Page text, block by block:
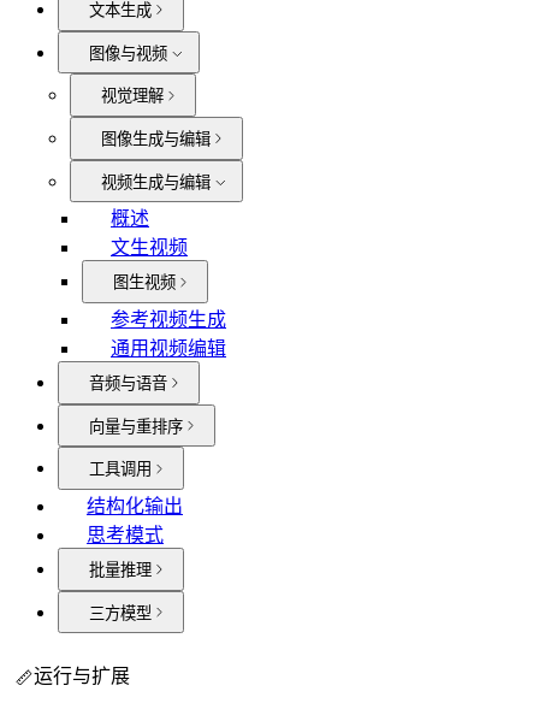
文本生成
图像与视频
视觉理解
图像生成与编辑
视频生成与编辑
概述
文生视频
图生视频
参考视频生成
通用视频编辑
音频与语音
向量与重排序
工具调用
结构化输出
思考模式
批量推理
三方模型
运行与扩展